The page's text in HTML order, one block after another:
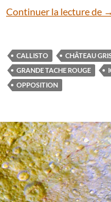
Continuer la lecture de →
CALLISTO CHÂTEAU
GRANDE TACHE ROUGE
OPPOSITION